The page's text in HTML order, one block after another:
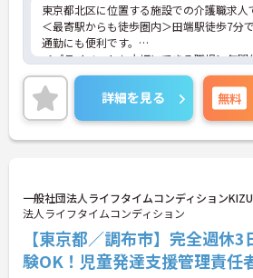
東京都北区に位置する施設での介護職求人
＜最寄駅からも徒歩圏内＞田端駅徒歩7分
通勤にも便利です。
＜プライベートも大切にできる職場＞年間
日、リフレッシュ休暇あり！残業も5回程
少なめです。
＜昇給・賞与実績あり＞頑張りがしっかり
れる環境です。
ご興味ある方には、面接対策ポイントなど
詳細を見る 無料
一般社団法人ライフタイムコンディション
法人ライフタイムコンディション
【東京都／調布市】完全週休
験OK！児童発達支援管理責任